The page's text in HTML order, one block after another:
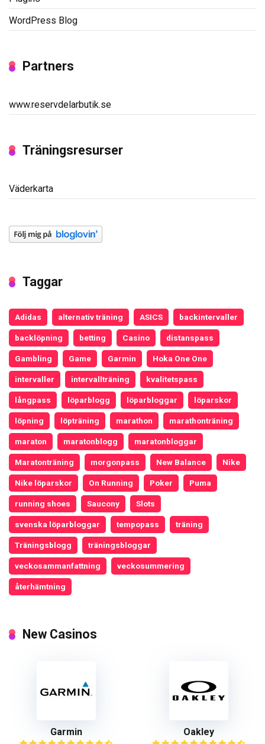
WordPress Blog
Partners
www.reservdelarbutik.se
Träningsresurser
Väderkarta
Taggar
Adidas alternativ träning ASICS backintervaller
backlöpning betting Casino distanspass
Gambling Game Garmin Hoka One One
intervaller intervallträning kvalitetspass
långpass löparblogg löparbloggar löparskor
löpning löpträning marathon marathonträning
maraton maratonblogg maratonbloggar
Maratonträning morgonpass New Balance Nike
Nike löparskor On Running Poker Puma
running shoes Saucony Slots
svenska löparbloggar tempopass träning
Träningsblogg träningsbloggar
veckosammanfattning veckosummering
återhämtning
New Casinos
Garmin Oakley